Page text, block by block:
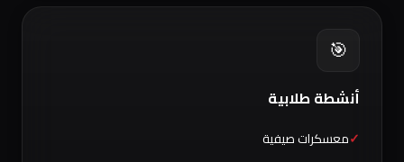
🎯
أنشطة طلابية
معسكرات صيفية